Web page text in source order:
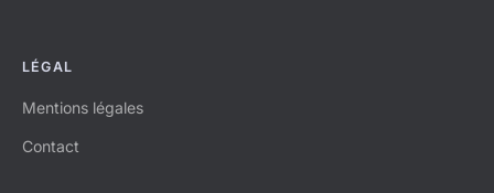
LÉGAL
Mentions légales
Contact